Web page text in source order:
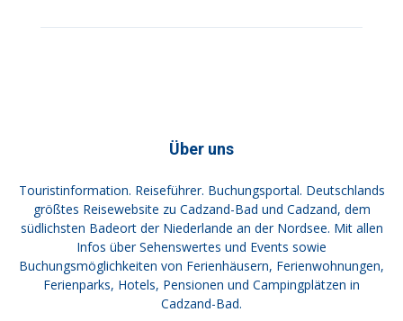
Über uns
Touristinformation. Reiseführer. Buchungsportal. Deutschlands
größtes Reisewebsite zu Cadzand-Bad und Cadzand, dem
südlichsten Badeort der Niederlande an der Nordsee. Mit allen
Infos über Sehenswertes und Events sowie
Buchungsmöglichkeiten von Ferienhäusern, Ferienwohnungen,
Ferienparks, Hotels, Pensionen und Campingplätzen in
Cadzand-Bad.